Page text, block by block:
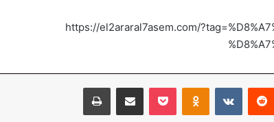
https://el2araral7asem.com/